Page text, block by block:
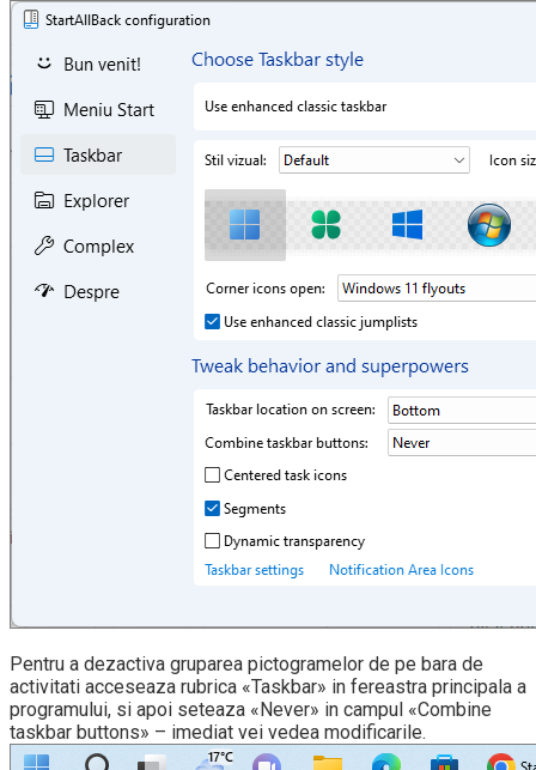
Pentru a dezactiva gruparea pictogramelor de pe bara de
activitati acceseaza rubrica «Taskbar» in fereastra principala a
programului, si apoi seteaza «Never» in campul «Combine
taskbar buttons» – imediat vei vedea modificarile.